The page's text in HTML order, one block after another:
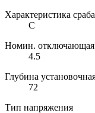
Характеристика
C
Номин. отключающая
4.5
Глубина
72
Тип напряжения